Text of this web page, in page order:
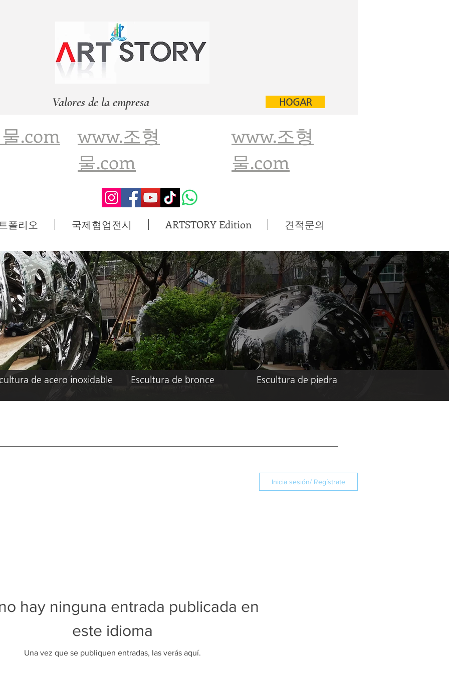
Valores de la empresa HOGAR
.com
www.조형
물.com
www.조형
물.com
폴리오 국제협업전시 ARTSTORY Edition 견적문의
de acero inoxidable Escultura de bronce Escultura de piedra
Inicia sesión/ Regístrate
hay ninguna entrada publicada en
este idioma
Una vez que se publiquen entradas, las verás aquí.